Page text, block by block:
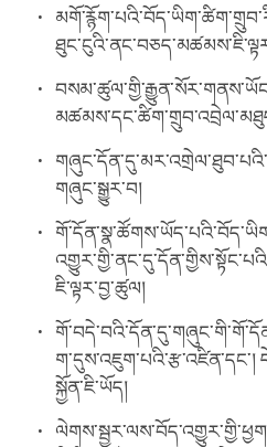
གཞུང་སྒྱུར་བ།
ཇི་ལྟར་བྱ་ཚུལ།
ག་དུས་འཇུག་པའི་རྩ་འཛིན་དང་།
སྐྱོན་ཇི་ཡོད།